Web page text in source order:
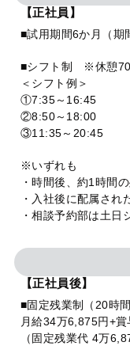
【正社員】
■試用期間6か月（期
■シフト制 ※休憩
＜シフト例＞
①7:35～16:45
②8:50～18:00
③11:35～20:45
※いずれも
・時間後、約1時間
・入社後に配属され
・相談予約部は土日
【正社員後】
■固定残業制（20時間
月給34万6,875円+賞
（固定残業代 4万